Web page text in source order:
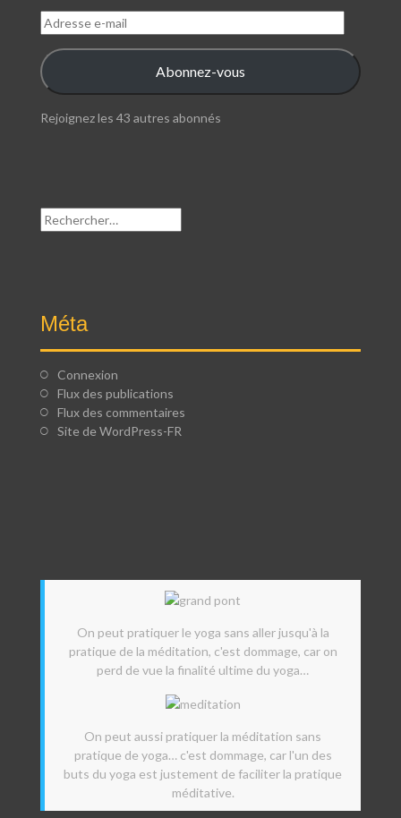
Adresse
e-
mail
Abonnez-vous
Rejoignez les 43 autres abonnés
Rechercher :
Méta
Connexion
Flux des publications
Flux des commentaires
Site de WordPress-FR
On peut pratiquer le yoga sans aller jusqu'à la
pratique de la méditation, c'est dommage, car on
perd de vue la finalité ultime du yoga…
On peut aussi pratiquer la méditation sans
pratique de yoga… c'est dommage, car l'un des
buts du yoga est justement de faciliter la pratique
méditative.